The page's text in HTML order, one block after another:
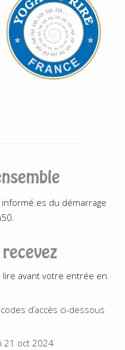
du démarrage
avant votre entrée en
d’accès ci-dessous
21 oct 2024